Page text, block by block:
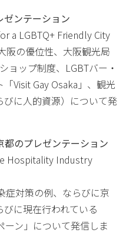
ゼンテーション
a LGBTQ+ Friendly City
の優位性、大阪観光局
ョップ制度、LGBTバー・
Visit Gay Osaka」、観光
に人的資源）について発
都のプレゼンテーション
Hospitality Industry
対策の例、ならびに京
に現在行われている
ーン」について発信しま